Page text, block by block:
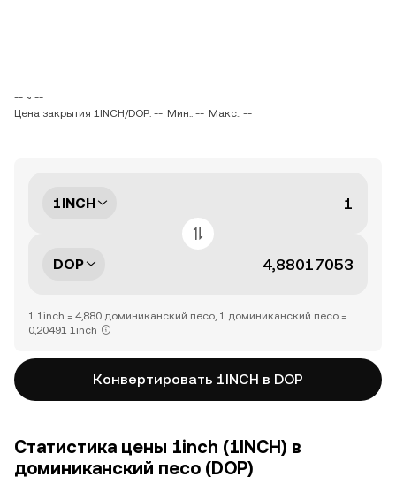
-- ~ --
Цена закрытия 1INCH/DOP: -- Мин.: -- Макс.: --
1INCH
DOP
1 1inch = 4,880 доминиканский песо, 1 доминиканский песо =
0,20491 1inch
Конвертировать 1INCH в DOP
Статистика цены 1inch (1INCH) в
доминиканский песо (DOP)